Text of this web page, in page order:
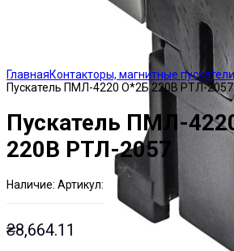
ГлавнаяКонтакторы, магнитные
Пускатель ПМЛ-4220 О*2Б 220В РТЛ-2057
Пускатель ПМЛ-
220В РТЛ-2057
Наличие: Артикул:
₴8,664.11